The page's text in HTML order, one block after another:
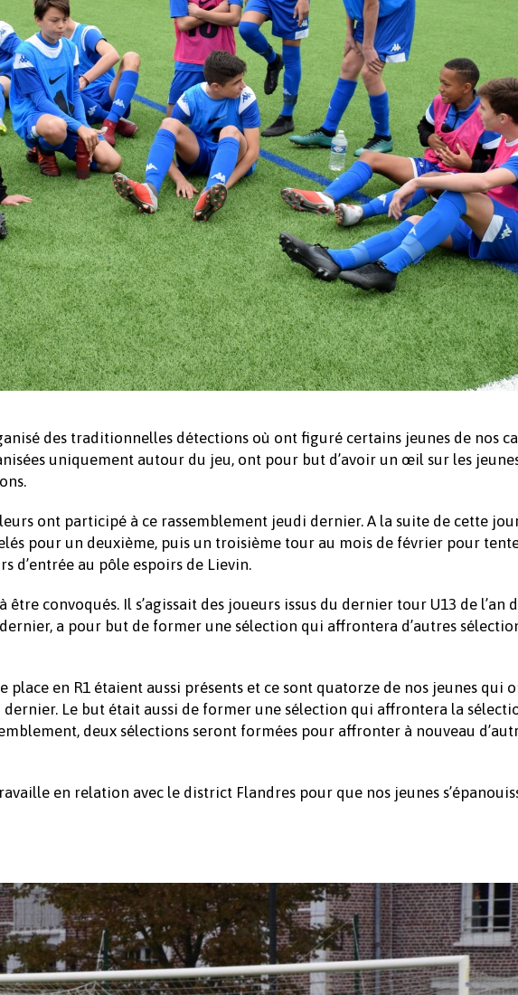
des traditionnelles détections où ont figuré certains jeunes de nos
uniquement autour du jeu, ont pour but d’avoir un œil sur les
ont participé à ce rassemblement jeudi dernier. A la suite de cette
pour un deuxième, puis un troisième tour au mois de février pour
d’entrée au pôle espoirs de Lievin.
convoqués. Il s’agissait des joueurs issus du dernier tour U13 de l’an
a pour but de former une sélection qui affrontera d’autres
place en R1 étaient aussi présents et ce sont quatorze de nos jeunes qui
Le but était aussi de former une sélection qui affrontera la
deux sélections seront formées pour affronter à nouveau
en relation avec le district Flandres pour que nos jeunes